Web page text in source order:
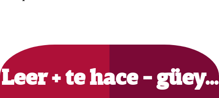
Primary
Sidebar
Leer + te hace - güey…